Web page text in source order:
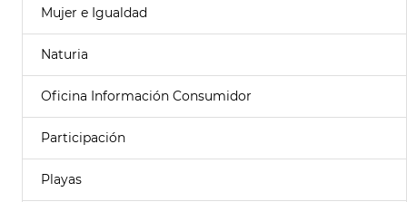
Mujer e Igualdad
Naturia
Oficina Información Consumidor
Participación
Playas